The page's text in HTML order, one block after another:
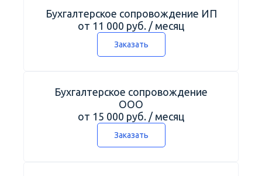
Бухгалтерское сопровождение ИП
от 11 000 руб. / месяц
Заказать
Бухгалтерское сопровождение
ООО
от 15 000 руб. / месяц
Заказать